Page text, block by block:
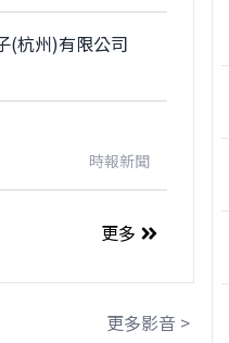
(杭州)有限公司
時報新聞
更多
更多影音 >